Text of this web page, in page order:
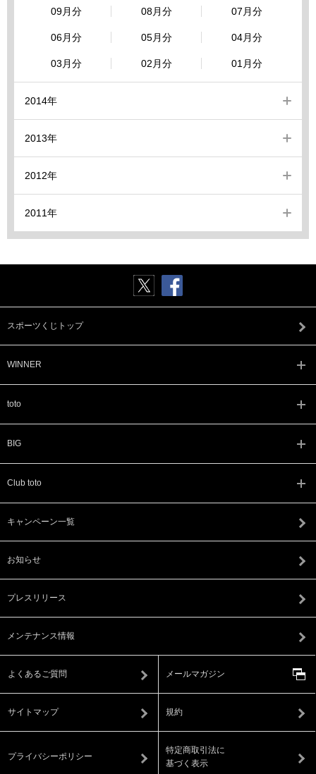
09月分 08月分 07月分
06月分 05月分 04月分
03月分 02月分 01月分
2014年
2013年
2012年
2011年
スポーツくじトップ
WINNER
toto
BIG
Club toto
キャンペーン一覧
お知らせ
プレスリリース
メンテナンス情報
よくあるご質問 メールマガジン
サイトマップ 規約
プライバシーポリシー
特定商取引法に
基づく表示